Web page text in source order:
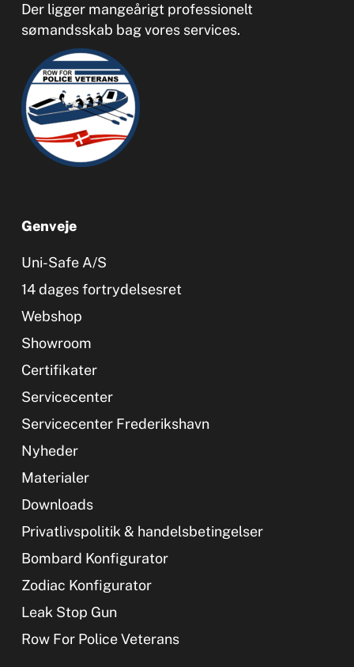
Der ligger mangeårigt professionelt
sømandsskab bag vores services.
Genveje
Uni-Safe A/S
14 dages fortrydelsesret
Webshop
Showroom
Certifikater
Servicecenter
Servicecenter Frederikshavn
Nyheder
Materialer
Downloads
Privatlivspolitik & handelsbetingelser
Bombard Konfigurator
Zodiac Konfigurator
Leak Stop Gun
Row For Police Veterans